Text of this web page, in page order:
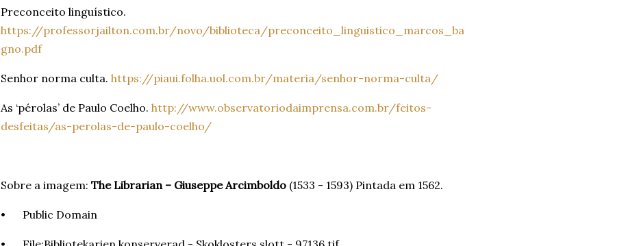
Preconceito linguístico.
https://professorjailton.com.br/novo/biblioteca/preconceito_linguistico_marcos_ba
gno.pdf
Senhor norma culta. https://piaui.folha.uol.com.br/materia/senhor-norma-culta/
As ‘pérolas’ de Paulo Coelho. http://www.observatoriodaimprensa.com.br/feitos-
desfeitas/as-perolas-de-paulo-coelho/
Sobre a imagem: The Librarian – Giuseppe Arcimboldo (1533 - 1593) Pintada em 1562.
• Public Domain